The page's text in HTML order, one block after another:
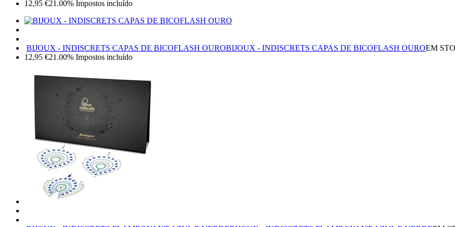
12,95 €21.00% Impostos incluído
BIJOUX - INDISCRETS CAPAS DE BICOFLASH OUROBIJOUX - INDISCRETS CAPAS DE BICOFLASH OUROEM
12,95 €21.00% Impostos incluído